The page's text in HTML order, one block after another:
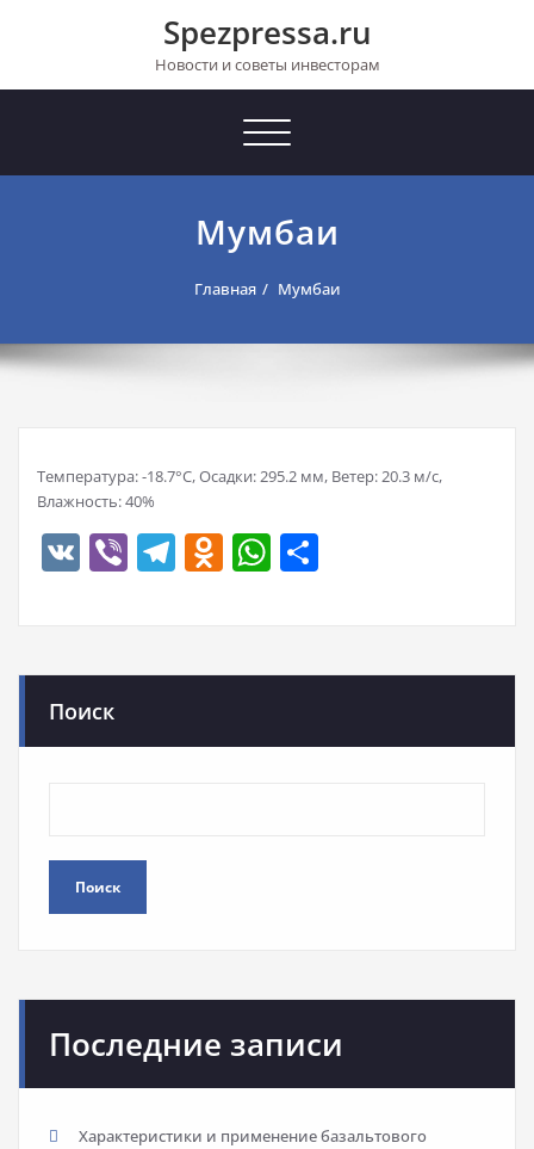
Spezpressa.ru
Новости и советы инвесторам
Toggle
Мумбаи
Главная Мумбаи
Температура: -18.7°C, Осадки: 295.2 мм, Ветер: 20.3 м/с,
Влажность: 40%
VK ViberTelegram
Odnoklassniki
WhatsApp
Поиск
Поиск
Последние записи
Характеристики и применение базальтового